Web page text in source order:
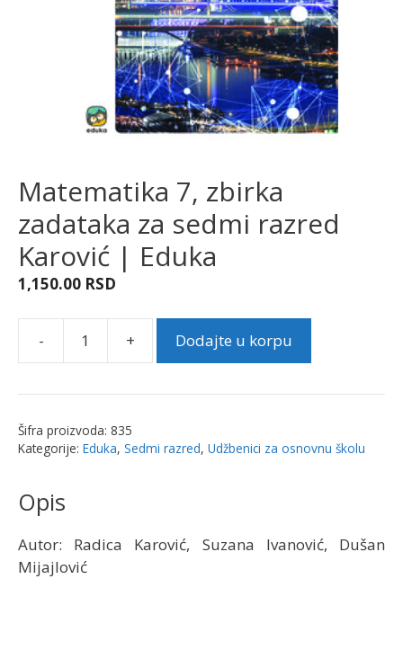
Matematika 7, zbirka
zadataka za sedmi razred
Karović | Eduka
1,150.00 RSD
-
Matematika
zbirka
za
Eduka
+ Dodajte u korpu
Šifra proizvoda: 835
Kategorije: Eduka, Sedmi razred, Udžbenici za osnovnu školu
Opis
Autor: Radica Karović, Suzana Ivanović, Dušan
Mijajlović